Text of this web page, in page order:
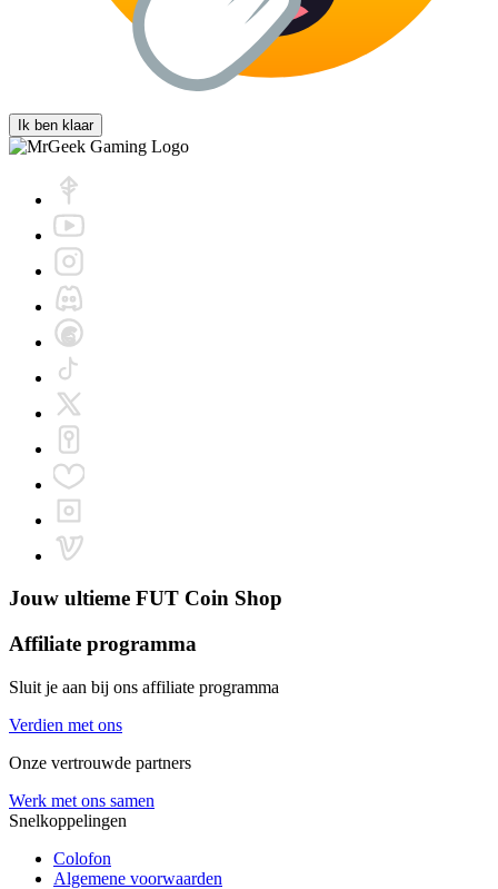
Ik ben klaar
Jouw ultieme FUT Coin Shop
Affiliate programma
Sluit je aan bij ons affiliate programma
Verdien met ons
Onze vertrouwde partners
Werk met ons samen
Snelkoppelingen
Colofon
Algemene voorwaarden